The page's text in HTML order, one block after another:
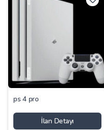
ps 4 pro
İlan Detayı